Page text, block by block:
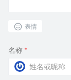
表情
名称 *